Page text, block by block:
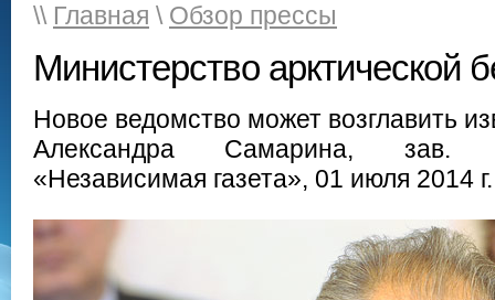
\\ Главная \ Обзор прессы
Министерство арктической
Новое ведомство может возглавить
Александра Самарина, зав.
«Независимая газета», 01 июля 2014 г.